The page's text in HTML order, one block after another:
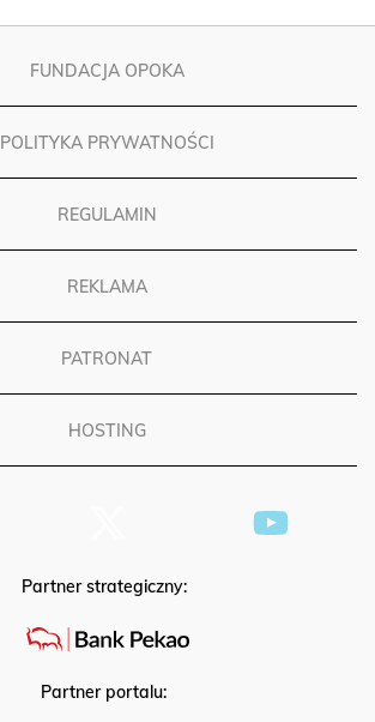
FUNDACJA OPOKA
POLITYKA PRYWATNOŚCI
REGULAMIN
REKLAMA
PATRONAT
HOSTING
Partner strategiczny:
Partner portalu: